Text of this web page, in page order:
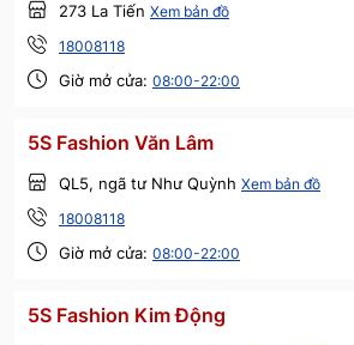
273 La Tiến Xem bản đồ
18008118
Giờ mở cửa: 08:00-22:00
5S Fashion Văn Lâm
QL5, ngã tư Như Quỳnh Xem bản đồ
18008118
Giờ mở cửa: 08:00-22:00
5S Fashion Kim Động